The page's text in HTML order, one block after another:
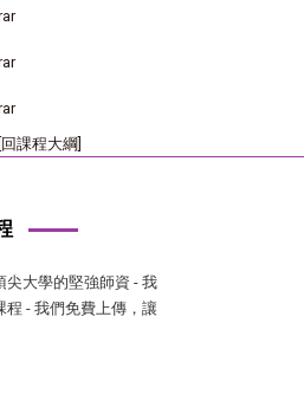
[回課程大綱]
大學的堅強師資 - 我
- 我們免費上傳，讓